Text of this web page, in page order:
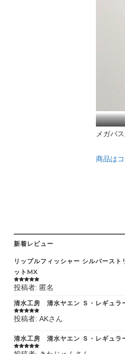
メガバ
商品は
新着レビュー
リップルフィッシャー シルバース
ットMX
5段階中5の
評価
投稿者: 匿名
清水工房 清水ヤエン Ｓ・レギュラ
5段階中5の
評価
投稿者: AKさん
清水工房 清水ヤエン Ｓ・レギュラ